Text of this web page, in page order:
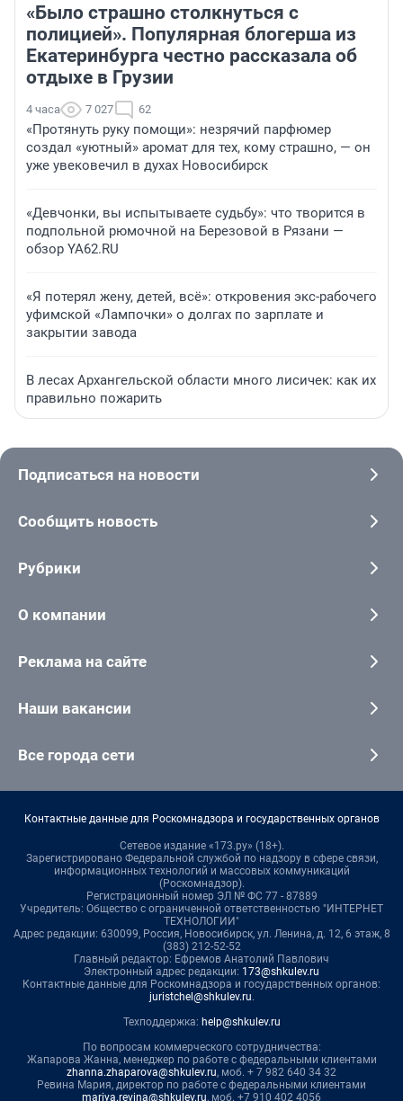
«Было страшно столкнуться с
полицией». Популярная блогерша из
Екатеринбурга честно рассказала об
отдыхе в Грузии
4 часа 7 027 62
«Протянуть руку помощи»: незрячий парфюмер
создал «уютный» аромат для тех, кому страшно, — он
уже увековечил в духах Новосибирск
«Девчонки, вы испытываете судьбу»: что творится в
подпольной рюмочной на Березовой в Рязани —
обзор YA62.RU
«Я потерял жену, детей, всё»: откровения экс-рабочего
уфимской «Лампочки» о долгах по зарплате и
закрытии завода
В лесах Архангельской области много лисичек: как их
правильно пожарить
Подписаться на новости
Сообщить новость
Рубрики
О компании
Реклама на сайте
Наши вакансии
Все города сети
Контактные данные для Роскомнадзора и государственных органов
Сетевое издание «173.ру» (18+).
Зарегистрировано Федеральной службой по надзору в сфере связи,
информационных технологий и массовых коммуникаций
(Роскомнадзор).
Регистрационный номер ЭЛ № ФС 77 - 87889
Учредитель: Общество с ограниченной ответственностью "ИНТЕРНЕТ
ТЕХНОЛОГИИ"
Адрес редакции: 630099, Россия, Новосибирск, ул. Ленина, д. 12, 6 этаж, 8
(383) 212-52-52
Главный редактор: Ефремов Анатолий Павлович
Электронный адрес редакции: 173@shkulev.ru
Контактные данные для Роскомнадзора и государственных органов:
juristchel@shkulev.ru.
Техподдержка: help@shkulev.ru
По вопросам коммерческого сотрудничества:
Жапарова Жанна, менеджер по работе с федеральными клиентами
zhanna.zhaparova@shkulev.ru, моб. + 7 982 640 34 32
Ревина Мария, директор по работе с федеральными клиентами
mariya.revina@shkulev.ru, моб. +7 910 402 4056